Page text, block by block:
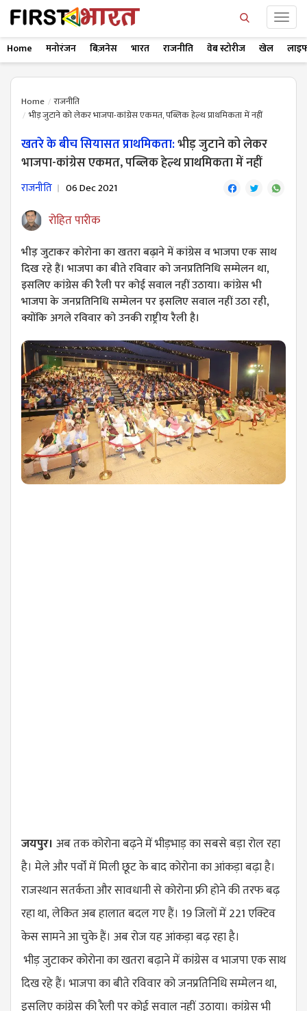
Home मनोरंजन बिज़नेस भारत राजनीति वेब स्टोरीज खेल
Home
राजनीति
भीड़ जुटाने को लेकर भाजपा-कांग्रेस एकमत, पब्लिक हेल्थ प्राथमिकता में नहीं
खतरे के बीच सियासत प्राथमिकता:भीड़ जुटाने को लेकर
भाजपा-कांग्रेस एकमत, पब्लिक हेल्थ प्राथमिकता में नहीं
राजनीति 06 Dec 2021
रोहित पारीक
भीड़ जुटाकर कोरोना का खतरा बढ़ाने में कांग्रेस व भाजपा एक साथ
दिख रहे हैं। भाजपा का बीते रविवार को जनप्रतिनिधि सम्मेलन था,
इसलिए कांग्रेस की रैली पर कोई सवाल नहीं उठाया। कांग्रेस भी
भाजपा के जनप्रतिनिधि सम्मेलन पर इसलिए सवाल नहीं उठा रही,
क्योंकि अगले रविवार को उनकी राष्ट्रीय रैली है।
जयपुर। अब तक कोरोना बढ़ने मेंभीड़भाड़का सबसेबड़ारोल रहा
है। मेले और पर्वों में मिली छूट के बाद कोरोना काआंकड़ाबढ़ा है।
राजस्थान सतर्कता और सावधानी से कोरोना फ्री होने की तरफ बढ़
रहा था,लेकितअब हालात बदल गए हैं। 19 जिलों में 221 एक्टिव
केस सामने आ चुके हैं। अब रोज यहआंकड़ाबढ़ रहा है।
भीड़जुटाकर कोरोना का खतरा बढ़ाने में कांग्रेस व भाजपा एक साथ
दिख रहे हैं। भाजपा का बीते रविवार को जनप्रतिनिधि सम्मेलन था,
इसलिए कांग्रेस की रैली पर कोई सवाल नहीं उठाया। कांग्रेस भी